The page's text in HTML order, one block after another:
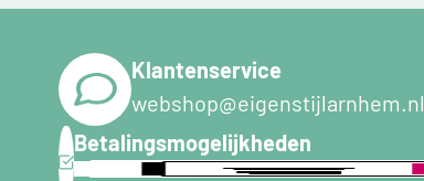
Klantenservice
webshop@eigenstijlarnhem.nl
Betalingsmogelijkheden